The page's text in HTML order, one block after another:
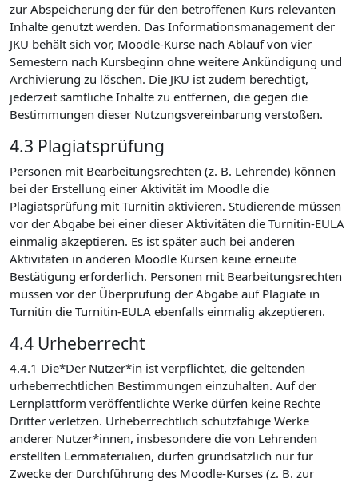
zur Abspeicherung der für den betroffenen Kurs relevanten
Inhalte genutzt werden. Das Informationsmanagement der
JKU behält sich vor, Moodle-Kurse nach Ablauf von vier
Semestern nach Kursbeginn ohne weitere Ankündigung und
Archivierung zu löschen. Die JKU ist zudem berechtigt,
jederzeit sämtliche Inhalte zu entfernen, die gegen die
Bestimmungen dieser Nutzungsvereinbarung verstoßen.
4.3 Plagiatsprüfung
Personen mit Bearbeitungsrechten (z. B. Lehrende) können
bei der Erstellung einer Aktivität im Moodle die
Plagiatsprüfung mit Turnitin aktivieren. Studierende müssen
vor der Abgabe bei einer dieser Aktivitäten die Turnitin-EULA
einmalig akzeptieren. Es ist später auch bei anderen
Aktivitäten in anderen Moodle Kursen keine erneute
Bestätigung erforderlich. Personen mit Bearbeitungsrechten
müssen vor der Überprüfung der Abgabe auf Plagiate in
Turnitin die Turnitin-EULA ebenfalls einmalig akzeptieren.
4.4 Urheberrecht
4.4.1 Die*Der Nutzer*in ist verpflichtet, die geltenden
urheberrechtlichen Bestimmungen einzuhalten. Auf der
Lernplattform veröffentlichte Werke dürfen keine Rechte
Dritter verletzen. Urheberrechtlich schutzfähige Werke
anderer Nutzer*innen, insbesondere die von Lehrenden
erstellten Lernmaterialien, dürfen grundsätzlich nur für
Zwecke der Durchführung des Moodle-Kurses (z. B. zur